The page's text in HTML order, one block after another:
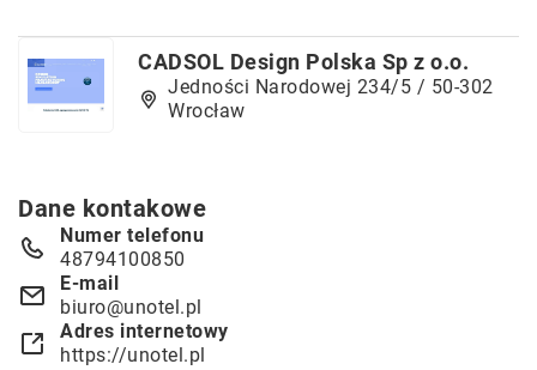
CADSOL Design Polska Sp z o.o.
Jedności Narodowej 234/5 / 50-302
Wrocław
Dane kontakowe
Numer telefonu
48794100850
E-mail
biuro@unotel.pl
Adres internetowy
https://unotel.pl